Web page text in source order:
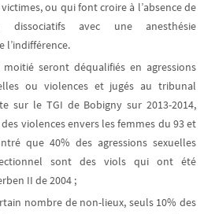
ou qui font croire à l’absence de
dissociatifs avec une anesthésie
l’indifférence.
seront déqualifiés en agressions
ou violences et jugés au tribunal
sur le TGI de Bobigny sur 2013-2014,
violences envers les femmes du 93 et
que 40% des agressions sexuelles
sont des viols qui ont été
II de 2004 ;
nombre de non-lieux, seuls 10% des